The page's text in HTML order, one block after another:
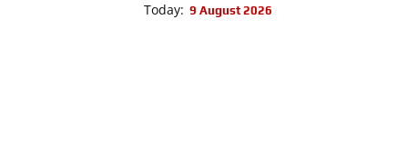
Today: 9 August 2026